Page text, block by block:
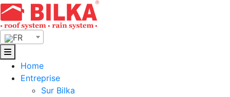
Skip
to
content
FR
Home
Entreprise
Sur Bilka